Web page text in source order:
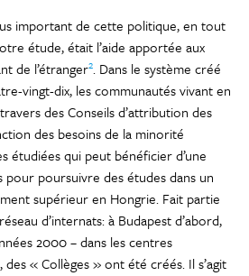
important de cette politique, en tout
étude, était l’aide apportée aux
de l’étranger2. Dans le système créé
vingt-dix, les communautés vivant en
des Conseils d’attribution des
des besoins de la minorité
étudiées qui peut bénéficier d’une
pour poursuivre des études dans un
supérieur en Hongrie. Fait partie
d’internats: à Budapest d’abord,
2000 – dans les centres
« Collèges » ont été créés. Il s’agit